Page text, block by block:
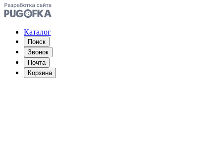
Каталог
Поиск
Звонок
Почта
Корзина